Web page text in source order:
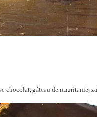
chocolat, gâteau de mauritanie,